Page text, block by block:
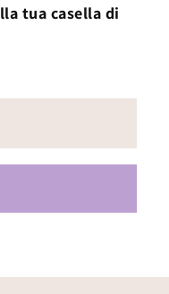
tua casella di